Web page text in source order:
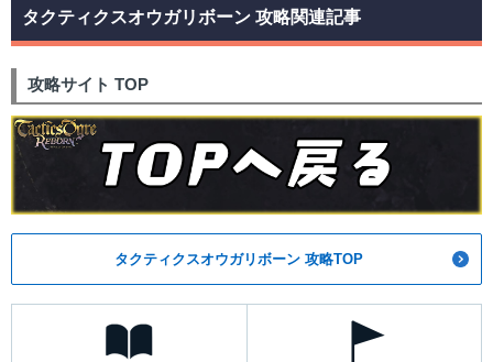
タクティクスオウガリボーン 攻略関連記事
攻略サイト TOP
タクティクスオウガリボーン 攻略TOP